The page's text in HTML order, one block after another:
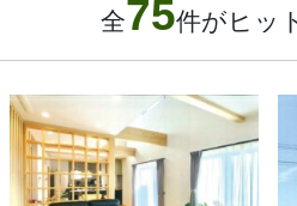
全75件がヒッ